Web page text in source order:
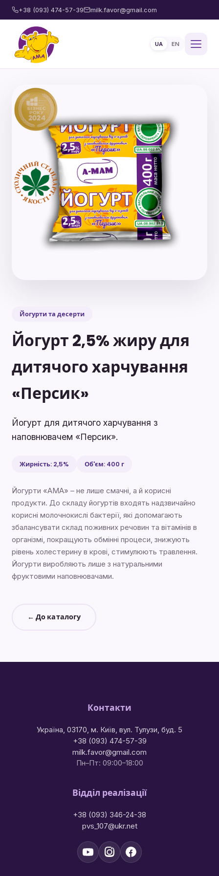
+38 (093) 474-57-39 milk.favor@gmail.com
UA EN
Йогурти та десерти
Йогурт 2,5% жиру для
дитячого харчування
«Персик»
Йогурт для дитячого харчування з
наповнювачем «Персик».
Жирність: 2,5% Об'єм: 400 г
Йогурти «АМА» – не лише смачні, а й корисні
продукти. До складу йогуртів входять надзвичайно
корисні молочнокислі бактерії, які допомагають
збалансувати склад поживних речовин та вітамінів в
організмі, покращують обмінні процеси, знижують
рівень холестерину в крові, стимулюють травлення.
Йогурти виробляють лише з натуральними
фруктовими наповнювачами.
← До каталогу
Контакти
Україна, 03170, м. Київ, вул. Тулузи, буд. 5
+38 (093) 474-57-39
milk.favor@gmail.com
Пн–Пт: 09:00–18:00
Відділ реалізації
+38 (093) 346-24-38
pvs_107@ukr.net